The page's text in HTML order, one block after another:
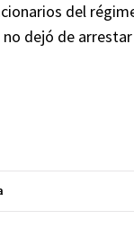
del
dejó de